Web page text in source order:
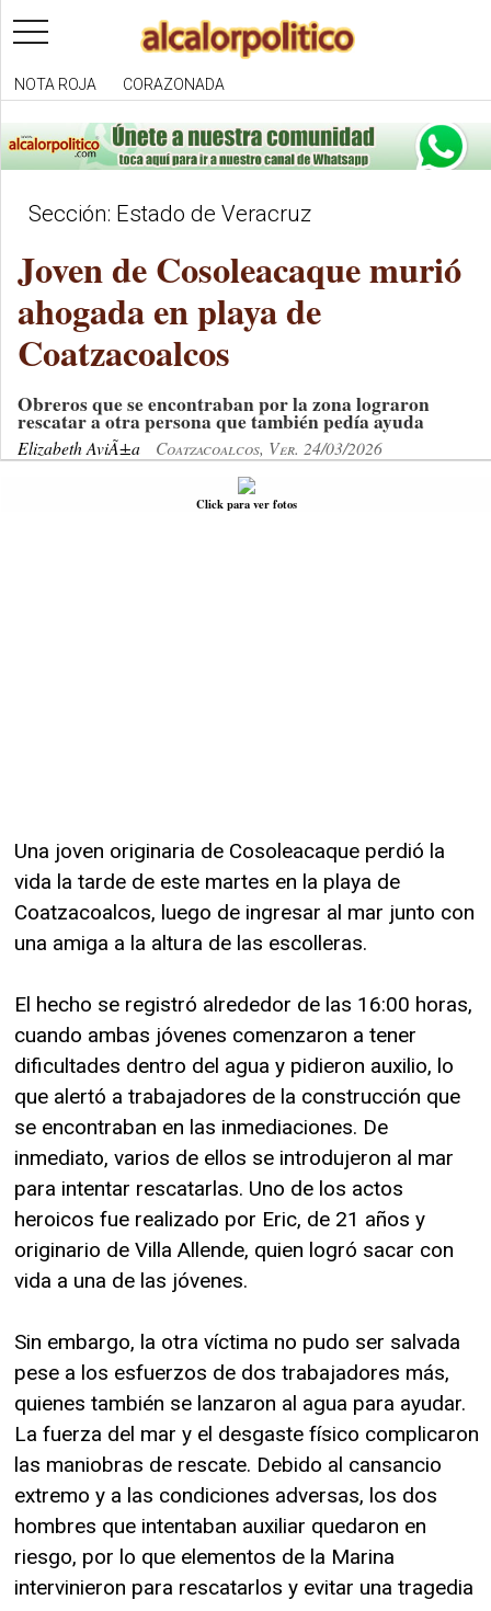
toggle
navigation
NOTA ROJA CORAZONADA
Sección: Estado de Veracruz
Joven de Cosoleacaque murió
ahogada en playa de
Coatzacoalcos
Obreros que se encontraban por la zona lograron
rescatar a otra persona que también pedía ayuda
Elizabeth AviÃ±a Coatzacoalcos, Ver. 24/03/2026
Click para ver fotos
Una joven originaria de Cosoleacaque perdió la
vida la tarde de este martes en la playa de
Coatzacoalcos, luego de ingresar al mar junto con
una amiga a la altura de las escolleras.
El hecho se registró alrededor de las 16:00 horas,
cuando ambas jóvenes comenzaron a tener
dificultades dentro del agua y pidieron auxilio, lo
que alertó a trabajadores de la construcción que
se encontraban en las inmediaciones. De
inmediato, varios de ellos se introdujeron al mar
para intentar rescatarlas. Uno de los actos
heroicos fue realizado por Eric, de 21 años y
originario de Villa Allende, quien logró sacar con
vida a una de las jóvenes.
Sin embargo, la otra víctima no pudo ser salvada
pese a los esfuerzos de dos trabajadores más,
quienes también se lanzaron al agua para ayudar.
La fuerza del mar y el desgaste físico complicaron
las maniobras de rescate. Debido al cansancio
extremo y a las condiciones adversas, los dos
hombres que intentaban auxiliar quedaron en
riesgo, por lo que elementos de la Marina
intervinieron para rescatarlos y evitar una tragedia